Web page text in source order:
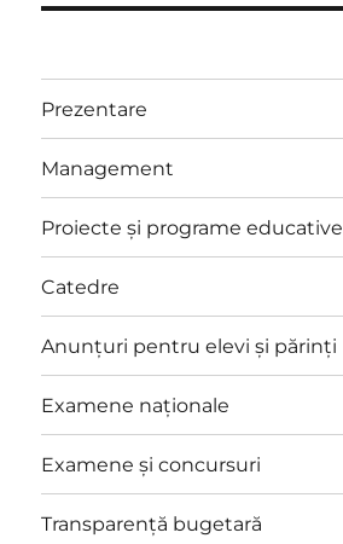
Prezentare
Management
Proiecte și programe educative
Catedre
Anunțuri pentru elevi și părinți
Examene naționale
Examene și concursuri
Transparență bugetară